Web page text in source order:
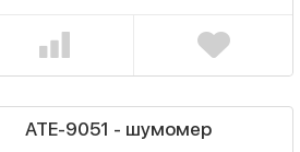
АТЕ-9051 - шумомер